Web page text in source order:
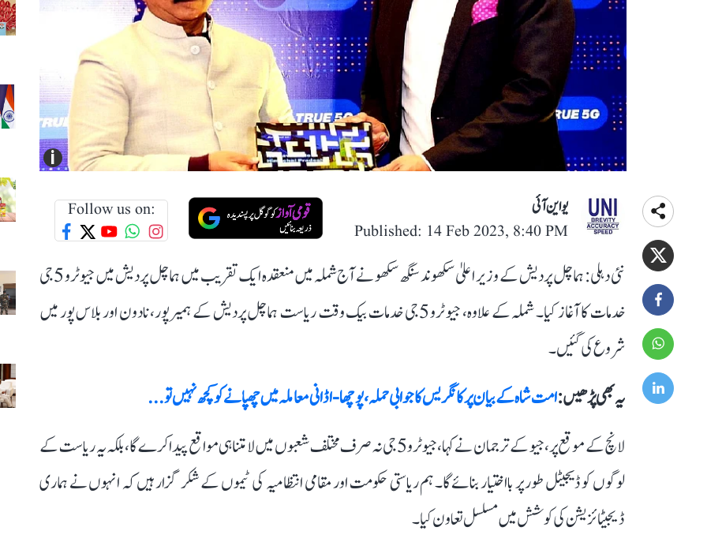
i
یو این آئی
Published: 14 Feb 2023, 8:40 PM
Follow us on:
نئی دہلی: ہماچل پردیش کے وزیر اعلیٰ سکھوند سنگھ سکھو نے آج شملہ میں منعقدہ ایک تقریب میں ہماچل پردیش میں جیو ٹرو 5جی
خدمات کا آغاز کیا۔ شملہ کے علاوہ، جیو ٹرو 5جی خدمات بیک وقت ریاست ہماچل پردیش کے ہمیر پور، نادون اور بلاس پور میں
شروع کی گئیں۔
یہ بھی پڑھیں :امت شاہ کے بیان پر کانگریس کا جوابی حملہ، پوچھا- اڈانی معاملہ میں چھپانے کو کچھ نہیں تو...
لانچ کے موقع پر، جیو کے ترجمان نے کہا، جیو ٹرو 5جی نہ صرف مختلف شعبوں میں لامتناہی مواقع پیدا کرے گا، بلکہ یہ ریاست کے
لوگوں کو ڈیجیٹل طور پر بااختیار بنائے گا۔ ہم ریاستی حکومت اور مقامی انتظامیہ کی ٹیموں کے شکر گزار ہیں کہ انہوں نے ہماری
ڈیجیٹائزیشن کی کوشش میں مسلسل تعاون کیا۔